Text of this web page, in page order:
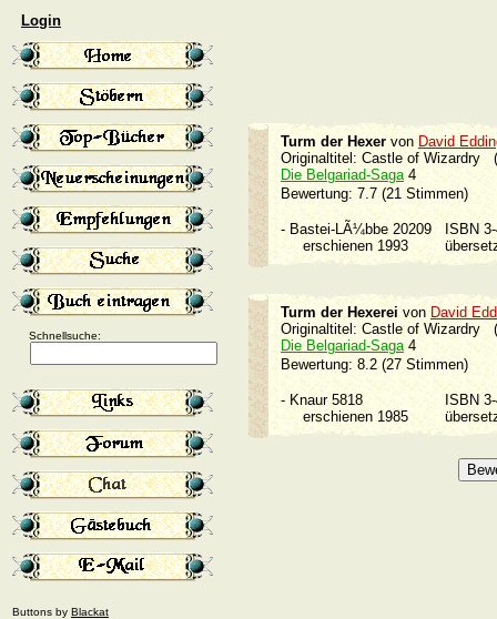
Login
Schnellsuche:
Buttons by Blackat
Turm der Hexer von David
Originaltitel: Castle of Wizardry
Die Belgariad-Saga4
Bewertung: 7.7 (21 Stimmen)
- Bastei-LÃ¼bbe 20209 ISBN
erschienen 1993
Turm der Hexerei von David
Originaltitel: Castle of Wizardry
Die Belgariad-Saga4
Bewertung: 8.2 (27 Stimmen)
- Knaur 5818
ISBN
erschienen 1985